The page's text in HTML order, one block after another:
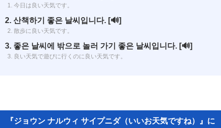
1. 今日は良い天気です。
2. 산책하기 좋은 날씨입니다. [🔊]
2. 散歩に良い天気です。
3. 좋은 날씨에 밖으로 놀러 가기 좋은 날씨입니다. [🔊]
3. 良い天気で遊びに行くのに良い天気です。
『ジョウン ナルウィ サイプニダ（いいお天気ですね）』に